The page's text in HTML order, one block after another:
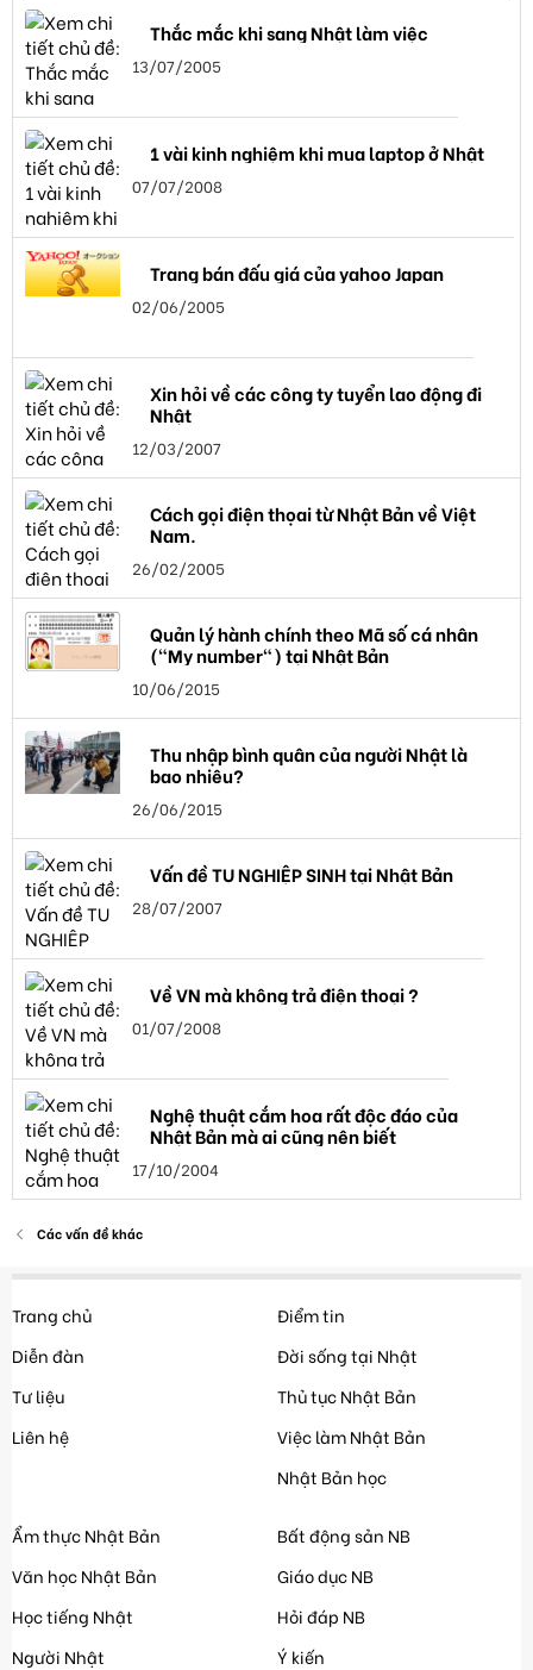
Thắc mắc khi sang Nhật làm việc
13/07/2005
1 vài kinh nghiệm khi mua laptop ở Nhật
07/07/2008
Trang bán đấu giá của yahoo Japan
02/06/2005
Xin hỏi về các công ty tuyển lao động đi
Nhật
12/03/2007
Cách gọi điện thọai từ Nhật Bản về Việt
Nam.
26/02/2005
Quản lý hành chính theo Mã số cá nhân
("My number") tại Nhật Bản
10/06/2015
Thu nhập bình quân của người Nhật là
bao nhiêu?
26/06/2015
Vấn đề TU NGHIỆP SINH tại Nhật Bản
28/07/2007
Về VN mà không trả điện thoại ?
01/07/2008
Nghệ thuật cắm hoa rất độc đáo của
Nhật Bản mà ai cũng nên biết
17/10/2004
Các vấn đề khác
Trang chủ
Diễn đàn
Tư liệu
Liên hệ
Điểm tin
Đời sống tại Nhật
Thủ tục Nhật Bản
Việc làm Nhật Bản
Nhật Bản học
Ẩm thực Nhật Bản
Văn học Nhật Bản
Học tiếng Nhật
Người Nhật
Bất động sản NB
Giáo dục NB
Hỏi đáp NB
Ý kiến